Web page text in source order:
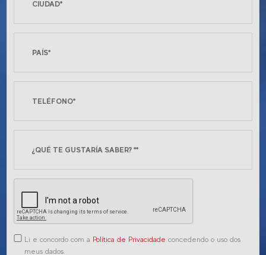
Li e concordo com a Política de Privacidade concedendo o uso dos
meus dados.